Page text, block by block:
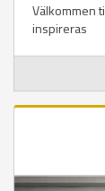
Välkommen
inspireras